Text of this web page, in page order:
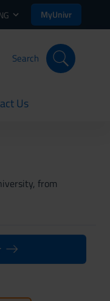
MyUnivr
Search
Us
from